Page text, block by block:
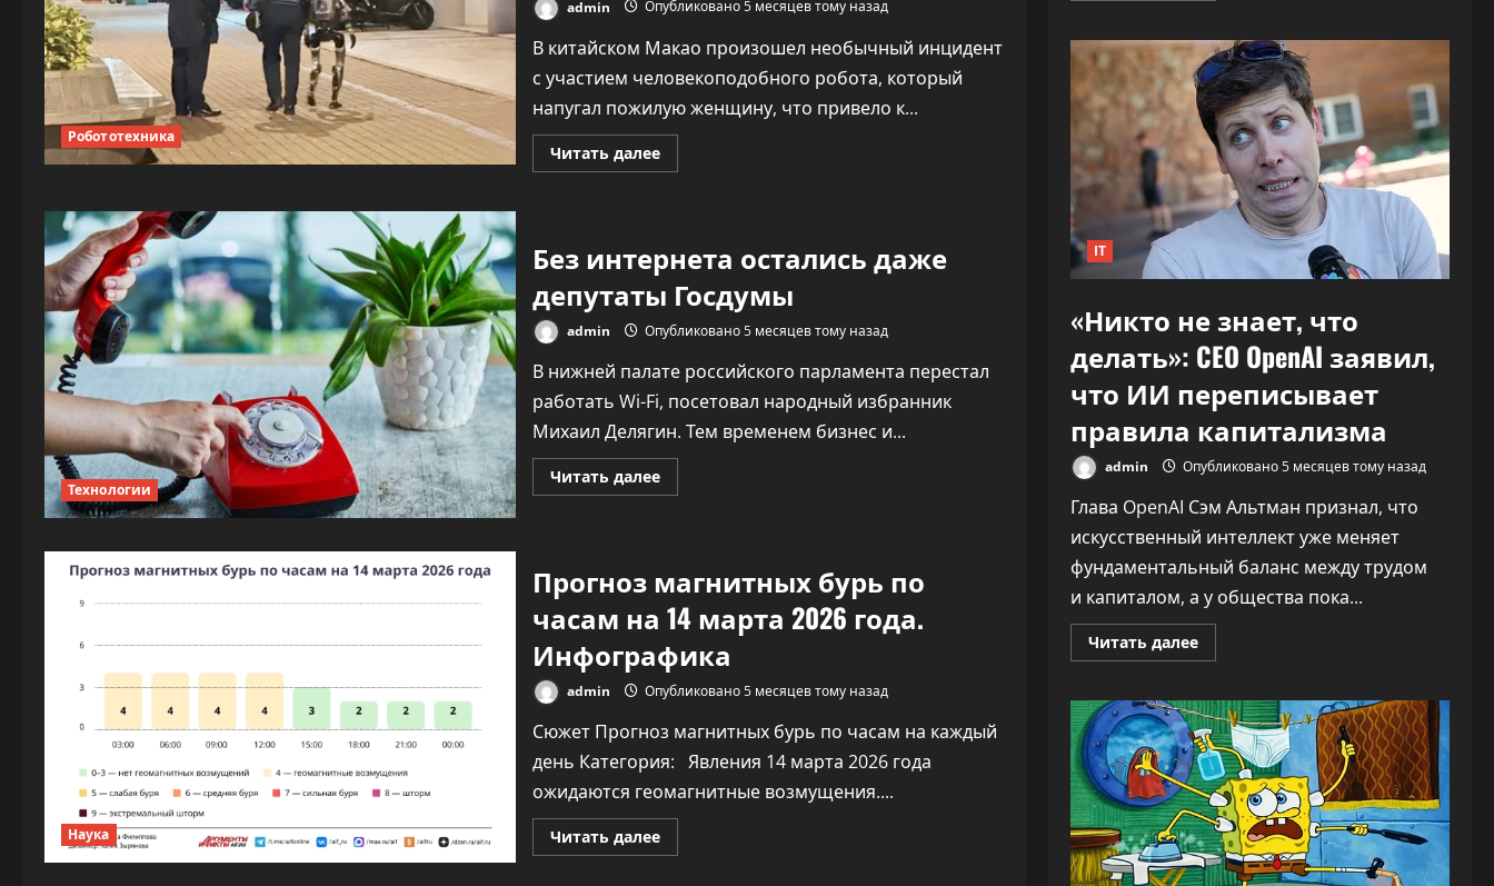
Робототехника
admin Опубликовано 5 месяцев тому назад
В китайском Макао произошел необычный инцидент
с участием человекоподобного робота, который
напугал пожилую женщину, что привело к...
Читать далееПрочитать
больше
был
«арестован»
полицией
в
Китае
Технологии
Без интернета остались даже
депутаты Госдумы
admin Опубликовано 5 месяцев тому назад
В нижней палате российского парламента перестал
работать Wi-Fi, посетовал народный избранник
Михаил Делягин. Тем временем бизнес и...
Читать далееПрочитать
больше
депутаты
Госдумы
Наука
Прогноз магнитных бурь по
часам на 14 марта 2026 года.
Инфографика
admin Опубликовано 5 месяцев тому назад
Сюжет Прогноз магнитных бурь по часам на каждый
день Категория: Явления 14 марта 2026 года
ожидаются геомагнитные возмущения....
Читать далееПрочитать
больше
говорит,
что
вклад
компаний-
резидентов
в
экономику
«подошёл
к
30%»
IT
«Никто не знает, что
делать»: CEO OpenAI заявил,
что ИИ переписывает
правила капитализма
admin Опубликовано 5 месяцев тому назад
Глава OpenAI Сэм Альтман признал, что
искусственный интеллект уже меняет
фундаментальный баланс между трудом
и капиталом, а у общества пока...
Читать далееПрочитать
больше
не
знает,
что
делать»:
CEO
OpenAI
заявил,
что
ИИ
переписывает
правила
капитализма